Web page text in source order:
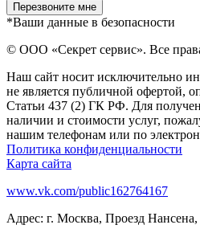
*Ваши данные в безопасности
© ООО «Секрет сервис». Все
Наш сайт носит исключительно
не является публичной офертой,
Статьи 437 (2) ГК РФ. Для
наличии и стоимости услуг,
нашим телефонам или по
Политика конфиденциальности
Карта сайта
www.vk.com/public162764167
Адрес: г. Москва, Проезд Нансена,